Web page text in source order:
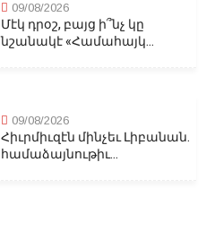
09/08/2026
Մէկ դրօշ, բայց ի՞նչ կը
նշանակէ «Համահայկ...
09/08/2026
Հիւրմիւզէն մինչեւ Լիբանան.
համաձայնութիւ...